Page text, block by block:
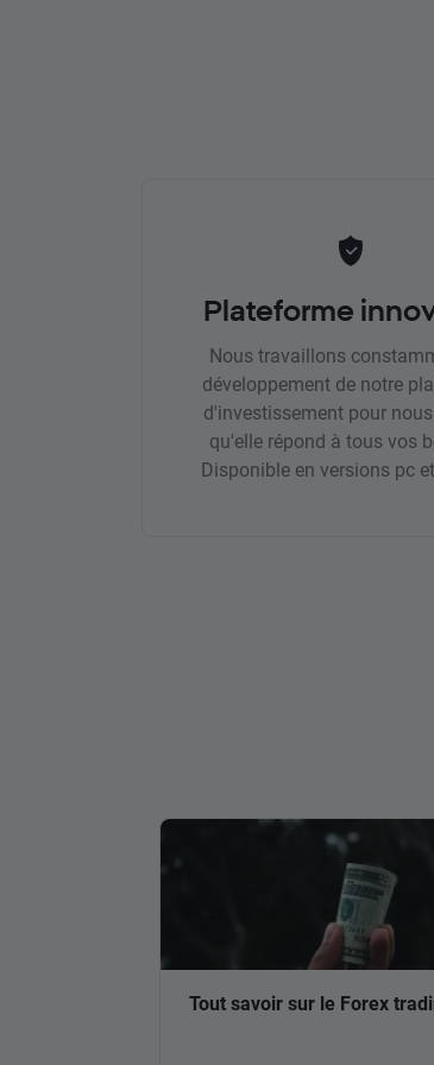
Plateforme
Nous travaillons
développement de notre
d'investissement pour
qu'elle répond à tous vos
Disponible en versions pc
Tout savoir sur le Forex